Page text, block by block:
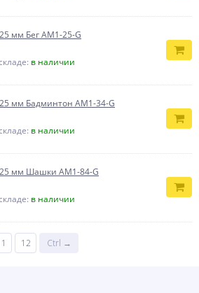
мм Бег AM1-25-G
в наличии
мм Бадминтон AM1-34-G
в наличии
мм Шашки AM1-84-G
в наличии
12 Ctrl →